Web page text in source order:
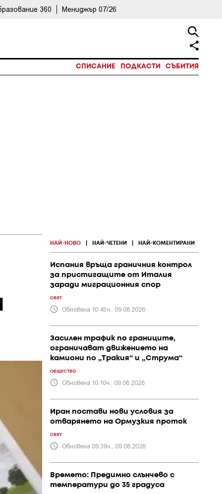
360 Мениджър 07/26
СПИСАНИЕ ПОДКАСТИ СЪБИТИЯ
НАЙ-НОВО НАЙ-ЧЕТЕНИ НАЙ-КОМЕНТИРАНИ
Испания връща граничния контрол
за пристигащите от Италия
заради миграционния спор
СВЯТ
Обновена 10:45ч., 09.08.2026
Засилен трафик по границите,
ограничават движението на
камиони по „Тракия“ и „Струма“
ОБЩЕСТВО
Обновена 10:10ч., 09.08.2026
Иран постави нови условия за
отварянето на Ормузкия проток
СВЯТ
Обновена 09:39ч., 09.08.2026
Времето: Предимно слънчево с
температури до 35 градуса